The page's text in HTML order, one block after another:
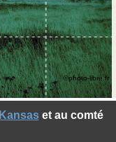
Kansaset au comté
©photo-libre.fr